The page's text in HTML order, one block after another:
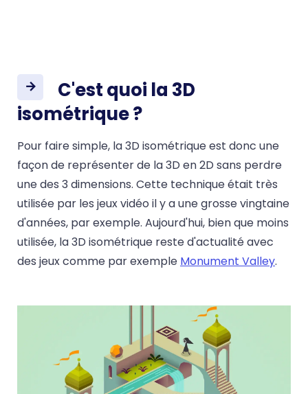
C'est quoi la 3D
isométrique ?
Pour faire simple, la 3D isométrique est donc une
façon de représenter de la 3D en 2D sans perdre
une des 3 dimensions. Cette technique était très
utilisée par les jeux vidéo il y a une grosse vingtaine
d'années, par exemple. Aujourd'hui, bien que moins
utilisée, la 3D isométrique reste d'actualité avec
des jeux comme par exemple Monument Valley.